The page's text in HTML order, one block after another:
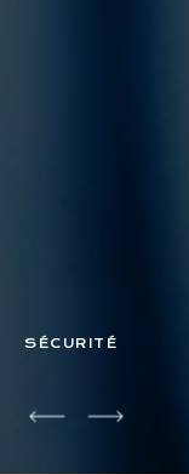
SÉCURITÉ